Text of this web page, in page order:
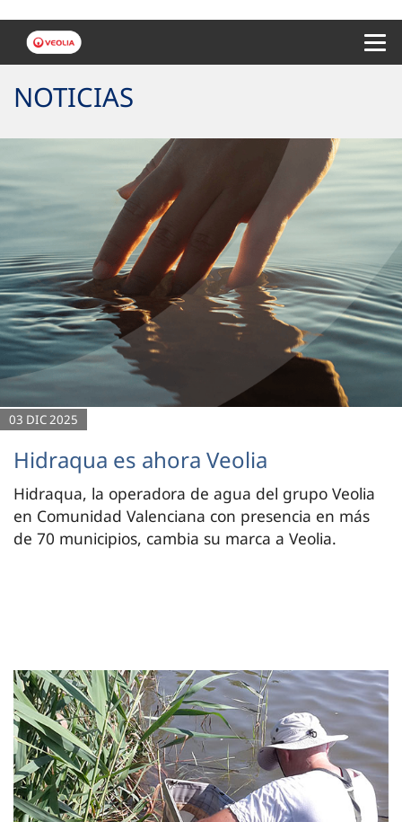
NOTICIAS
03 DIC 2025
Hidraqua es ahora Veolia
Hidraqua, la operadora de agua del grupo Veolia
en Comunidad Valenciana con presencia en más
de 70 municipios, cambia su marca a Veolia.